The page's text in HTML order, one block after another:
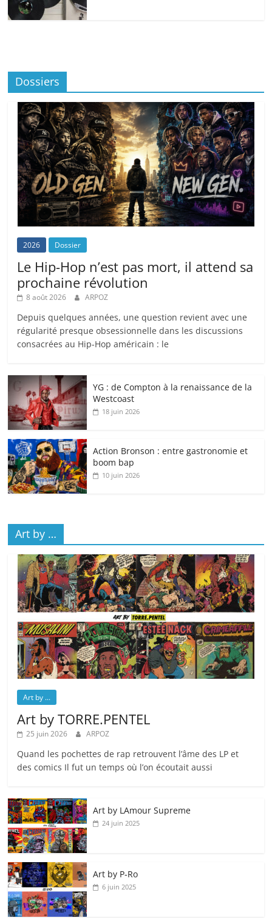
Dossiers
2026 Dossier
Le Hip-Hop n’est pas mort, il attend sa
prochaine révolution
8 août 2026 ARPOZ
Depuis quelques années, une question revient avec une
régularité presque obsessionnelle dans les discussions
consacrées au Hip-Hop américain : le
YG : de Compton à la renaissance de la
Westcoast
18 juin 2026
Action Bronson : entre gastronomie et
boom bap
10 juin 2026
Art by …
Art by ...
Art by TORRE.PENTEL
25 juin 2026 ARPOZ
Quand les pochettes de rap retrouvent l’âme des LP et
des comics Il fut un temps où l’on écoutait aussi
Art by LAmour Supreme
24 juin 2025
Art by P‑Ro
6 juin 2025